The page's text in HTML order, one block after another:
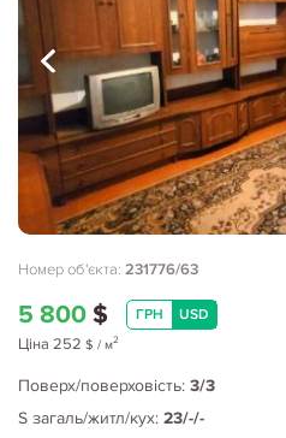
Номер об'єкта: 231776/63
5 800 $ ГРН USD
Ціна 252 $ / м2
Поверх/поверховість: 3/3
S загаль/житл/кух: 23/-/-